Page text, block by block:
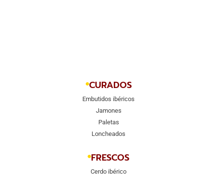
CURADOS
Embutidos ibéricos
Jamones
Paletas
Loncheados
FRESCOS
Cerdo ibérico